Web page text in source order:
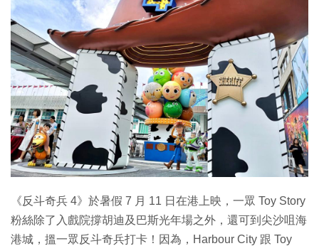
IT Times
生成式AI與雲端應用
Enterprise Digital Transformation
特集
《反斗奇兵 4》於暑假 7 月 11 日在港上映，一眾 Toy Story
粉絲除了入戲院撐胡迪及巴斯光年場之外，還可到尖沙咀海
港城，搵一眾反斗奇兵打卡！因為，Harbour City 跟 Toy